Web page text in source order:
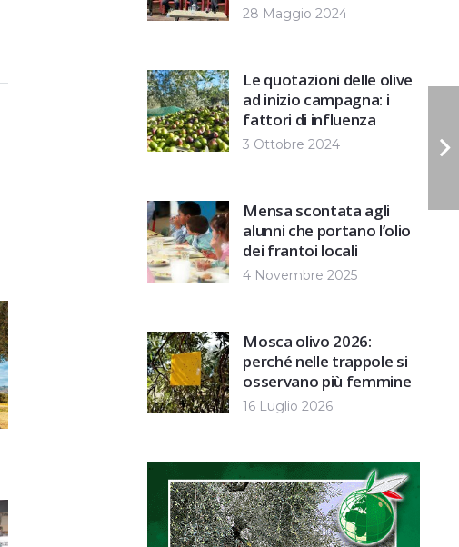
28 Maggio 2024
Le quotazioni delle olive
ad inizio campagna: i
fattori di influenza
3 Ottobre 2024
Mensa scontata agli
alunni che portano l’olio
dei frantoi locali
4 Novembre 2025
Mosca olivo 2026:
perché nelle trappole si
osservano più femmine
16 Luglio 2026